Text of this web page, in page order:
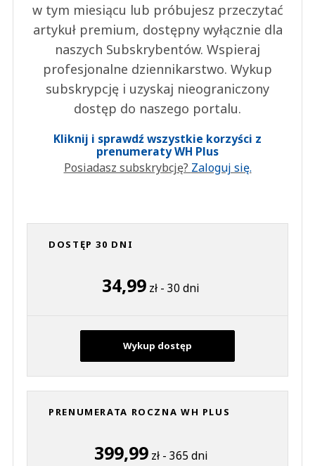
w tym miesiącu lub próbujesz przeczytać
artykuł premium, dostępny wyłącznie dla
naszych Subskrybentów. Wspieraj
profesjonalne dziennikarstwo. Wykup
subskrypcję i uzyskaj nieograniczony
dostęp do naszego portalu.
Kliknij i sprawdź wszystkie korzyści z
prenumeraty WH Plus
Posiadasz subskrybcję? Zaloguj się.
DOSTĘP 30 DNI
34,99 zł - 30 dni
Wykup dostęp
PRENUMERATA ROCZNA WH PLUS
399,99zł - 365 dni